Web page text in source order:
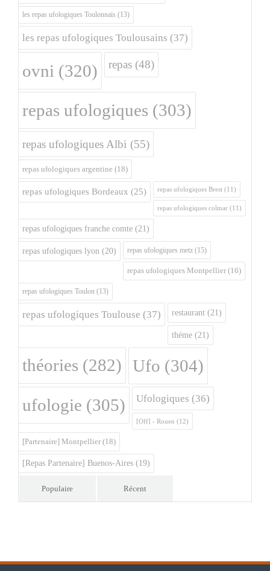
les repas ufologiques Toulonnais (13)
les repas ufologiques Toulousains (37)
ovni (320) repas (48)
repas ufologiques (303)
repas ufologiques Albi (55)
repas ufologiques argentine (18)
repas ufologiques Bordeaux (25) repas ufologiques Brest (11)
repas ufologiques colmar (11)
repas ufologiques franche comte (21)
repas ufologiques lyon (20) repas ufologiques metz (15)
repas ufologiques Montpellier (16)
repas ufologiques Toulon (13)
repas ufologiques Toulouse (37) restaurant (21)
théme (21)
théories (282) Ufo (304)
ufologie (305) Ufologiques (36)
[Off] - Rouen (12)
[Partenaire] Montpellier (18)
[Repas Partenaire] Buenos-Aires (19)
Populaire Récent